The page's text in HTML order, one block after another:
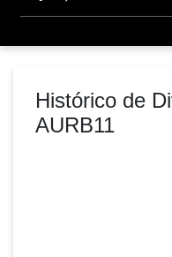
Histórico de
AURB11